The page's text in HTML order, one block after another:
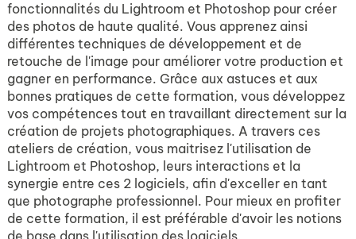
fonctionnalités du Lightroom et Photoshop pour créer
des photos de haute qualité. Vous apprenez ainsi
différentes techniques de développement et de
retouche de l'image pour améliorer votre production et
gagner en performance. Grâce aux astuces et aux
bonnes pratiques de cette formation, vous développez
vos compétences tout en travaillant directement sur la
création de projets photographiques. A travers ces
ateliers de création, vous maitrisez l'utilisation de
Lightroom et Photoshop, leurs interactions et la
synergie entre ces 2 logiciels, afin d'exceller en tant
que photographe professionnel. Pour mieux en profiter
de cette formation, il est préférable d'avoir les notions
de base dans l'utilisation des logiciels.